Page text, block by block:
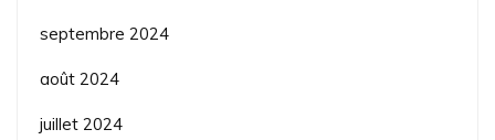
septembre 2024
août 2024
juillet 2024